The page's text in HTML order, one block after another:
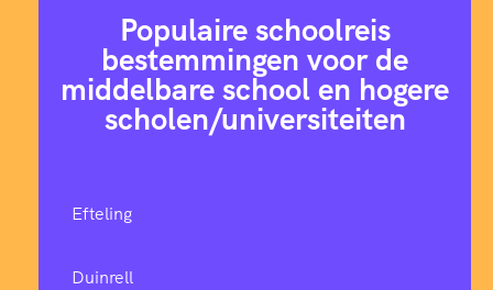
Populaire schoolreis
bestemmingen voor de
middelbare school en hogere
scholen/universiteiten
Efteling
Duinrell